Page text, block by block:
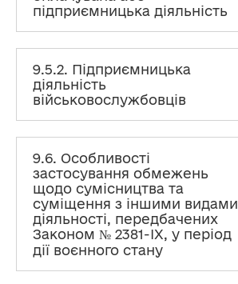
підприємницька діяльність
9.5.2. Підприємницька
діяльність
військовослужбовців
9.6. Особливості
застосування обмежень
щодо сумісництва та
суміщення з іншими видами
діяльності, передбачених
Законом № 2381-ІХ, у період
дії воєнного стану